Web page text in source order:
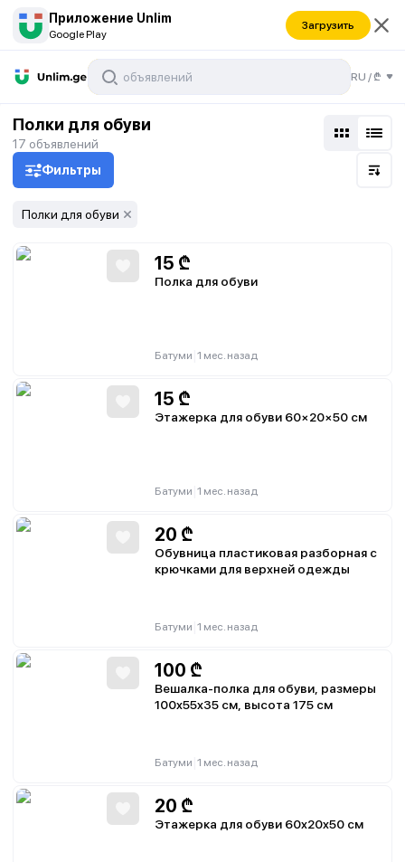
Приложение Unlim
Google Play
Загрузить
RU /₾
Полки для обуви
17 объявлений
Фильтры
Полки для обуви
15 ₾
Полка для обуви
Батуми 1 мес. назад
15 ₾
Этажерка для обуви 60×20×50 см
Батуми 1 мес. назад
20 ₾
Обувница пластиковая разборная с
крючками для верхней одежды
Батуми 1 мес. назад
100 ₾
Вешалка-полка для обуви, размеры
100x55x35 см, высота 175 см
Батуми 1 мес. назад
20 ₾
Этажерка для обуви 60x20x50 см